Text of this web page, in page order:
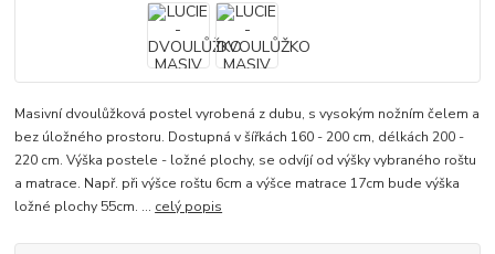
Masivní dvoulůžková postel vyrobená z dubu, s vysokým nožním čelem a
bez úložného prostoru. Dostupná v šířkách 160 - 200 cm, délkách 200 -
220 cm. Výška postele - ložné plochy, se odvíjí od výšky vybraného roštu
a matrace. Např. při výšce roštu 6cm a výšce matrace 17cm bude výška
ložné plochy 55cm. ... celý popis